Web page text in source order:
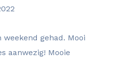
weekend gehad. Mooi
aanwezig! Mooie